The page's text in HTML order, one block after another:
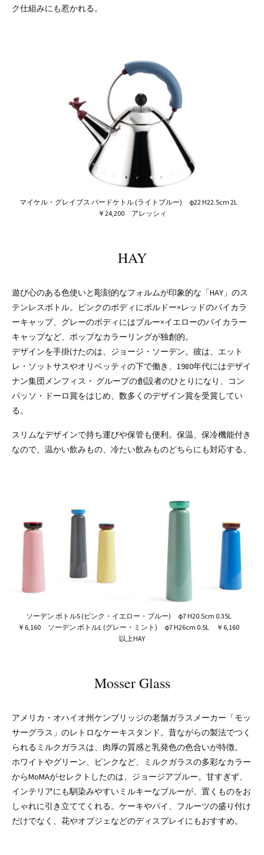
ク仕組みにも惹かれる。
マイケル・グレイブス バードケトル (ライトブルー) φ22 H22.5cm 2L
￥24,200 アレッシィ
HAY
遊び心のある色使いと彫刻的なフォルムが印象的な「HAY」のス
テンレスボトル。ピンクのボディにボルドー×レッドのバイカラ
ーキャップ、グレーのボディにはブルー×イエローのバイカラー
キャップなど、ポップなカラーリングが独創的。
デザインを手掛けたのは、ジョージ・ソーデン。彼は、エット
レ・ソットサスやオリベッティの下で働き、1980年代にはデザイ
ナン集団メンフィス・ グループの創設者のひとりになり、コン
パッソ・ドーロ賞をはじめ、数多くのデザイン賞を受賞してい
る。
スリムなデザインで持ち運びや保管も便利。保温、保冷機能付き
なので、温かい飲みもの、冷たい飲みものどちらにも対応する。
ソーデン ボトルS (ピンク・イエロー・ブルー) φ7 H20.5cm 0.35L
￥6,160 ソーデン ボトルL (グレー・ミント) φ7 H26cm 0.5L ￥6,160
以上HAY
Mosser Glass
アメリカ・オハイオ州ケンブリッジの老舗ガラスメーカー「モッ
サーグラス」のレトロなケーキスタンド。昔ながらの製法でつく
られるミルクガラスは、肉厚の質感と乳発色の色合いが特徴。
ホワイトやグリーン、ピンクなど、ミルクガラスの多彩なカラー
からMoMAがセレクトしたのは、ジョージアブルー。甘すぎず、
インテリアにも馴染みやすいミルキーなブルーが、置くものをお
しゃれに引き立ててくれる。ケーキやパイ、フルーツの盛り付け
だけでなく、花やオブジェなどのディスプレイにもおすすめ。